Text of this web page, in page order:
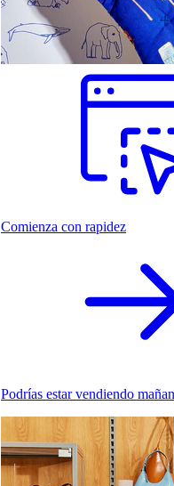
Comienza con rapidez
Podrías estar vendiendo